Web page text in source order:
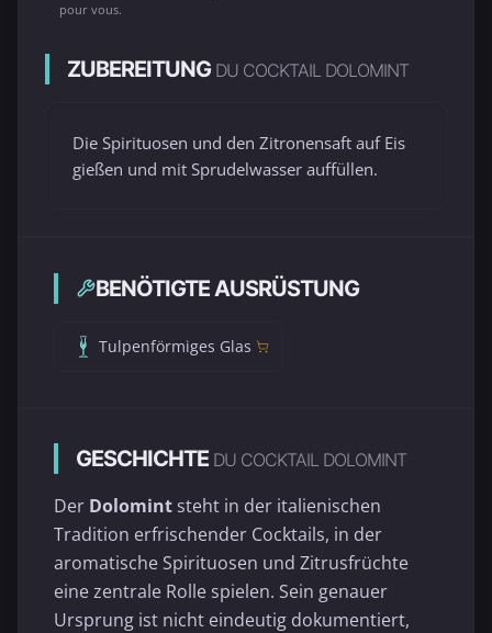
pour vous.
ZUBEREITUNG DU COCKTAIL DOLOMINT
Die Spirituosen und den Zitronensaft auf Eis
gießen und mit Sprudelwasser auffüllen.
BENÖTIGTE AUSRÜSTUNG
Tulpenförmiges Glas
GESCHICHTE DU COCKTAIL DOLOMINT
Der Dolomint steht in der italienischen
Tradition erfrischender Cocktails, in der
aromatische Spirituosen und Zitrusfrüchte
eine zentrale Rolle spielen. Sein genauer
Ursprung ist nicht eindeutig dokumentiert,